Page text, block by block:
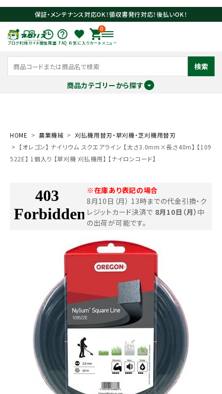
保証・メンテナンス対応OK！領収書発行対応！後払いOK！
ブログ利用ガイド閲覧履歴 FAQ お気に入り
0
カート メニュー
検索
商品カテゴリーから探す
search
農業資材
補修部品
HOME 農業機械
刈払機用替刃・草刈機・芝刈機用替刃
【オレゴン】 ナイリウム スクエアライン 【太さ3.0mm×長さ40m】 【109
522E】 1個入り 【草刈機 刈払機用】 【ナイロンコード】
※在庫あり表記の場合
8月10日（月） 13時までの代金引換・ク
レジットカード決済で 8月10日（月） 中
の出荷が可能です。